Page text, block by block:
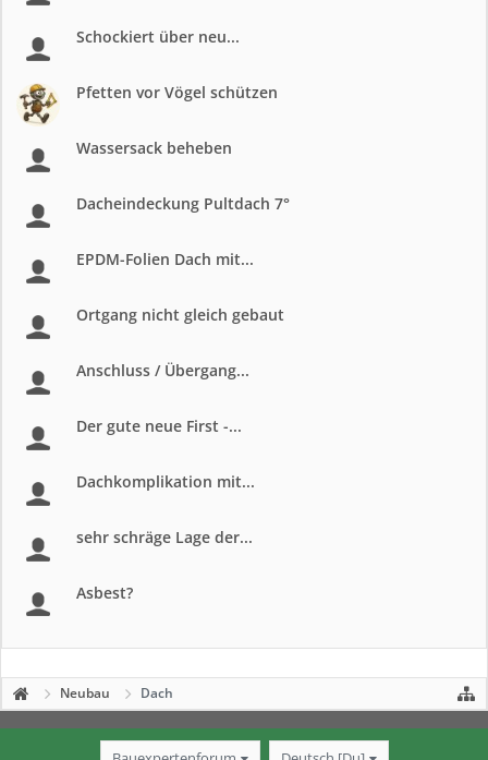
Schockiert über neu...
Pfetten vor Vögel schützen
Wassersack beheben
Dacheindeckung Pultdach 7°
EPDM-Folien Dach mit...
Ortgang nicht gleich gebaut
Anschluss / Übergang...
Der gute neue First -...
Dachkomplikation mit...
sehr schräge Lage der...
Asbest?
Neubau Dach